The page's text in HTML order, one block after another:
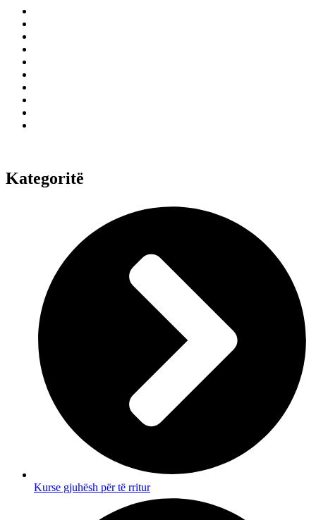
Kategoritë
Kurse gjuhësh për të rritur